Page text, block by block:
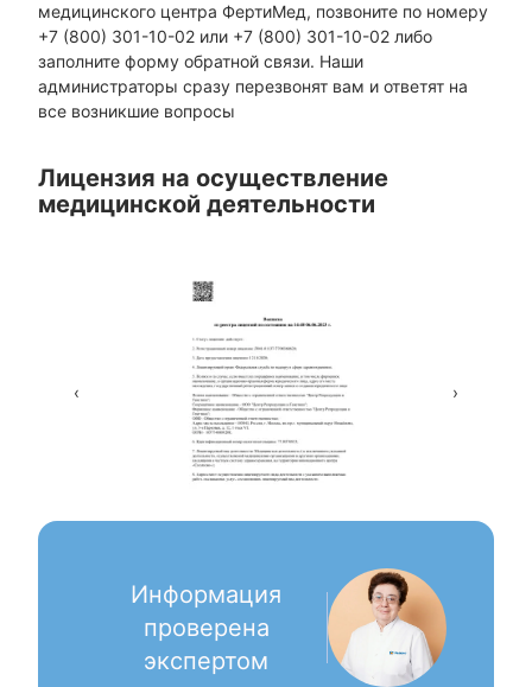
медицинского центра ФертиМед, позвоните по номеру
+7 (800) 301-10-02 или +7 (800) 301-10-02 либо
заполните форму обратной связи. Наши
администраторы сразу перезвонят вам и ответят на
все возникшие вопросы
Лицензия на осуществление
медицинской деятельности
‹ ›
Информация
проверена
экспертом